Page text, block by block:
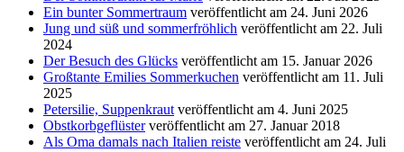
Ein bunter Sommertraum veröffentlicht am 24. Juni 2026
Jung und süß und sommerfröhlich veröffentlicht am 22. Juli
2024
Der Besuch des Glücks veröffentlicht am 15. Januar 2026
Großtante Emilies Sommerkuchen veröffentlicht am 11. Juli
2025
Petersilie, Suppenkraut veröffentlicht am 4. Juni 2025
Obstkorbgeflüster veröffentlicht am 27. Januar 2018
Als Oma damals nach Italien reiste veröffentlicht am 24. Juli